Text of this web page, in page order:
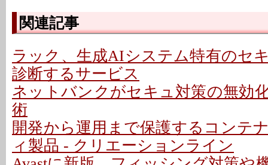
関連記事
ラック、生成AIシステム特有のセ
診断するサービス
ネットバンクがセキュ対策の無効
術
開発から運用まで保護するコンテ
ィ製品 - クリエーションライン